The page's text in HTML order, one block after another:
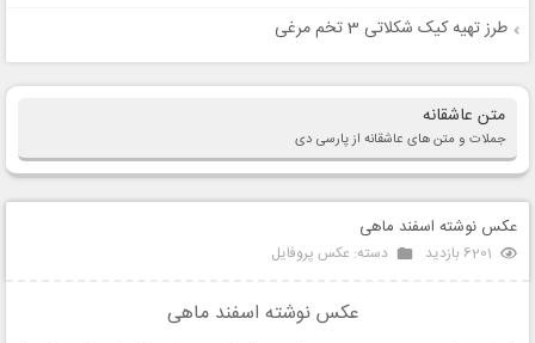
طرز تهیه کیک شکلاتی 3 تخم مرغی
متن عاشقانه
جملات و متن های عاشقانه از پارسی دی
عکس نوشته اسفند ماهی
6201 بازدید دسته: عکس پروفایل
عکس نوشته اسفند ماهی